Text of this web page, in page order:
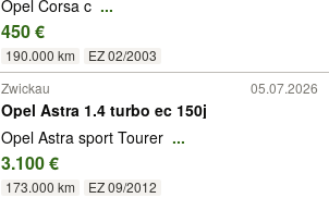
Opel Corsa c ...
450 €
190.000 km EZ 02/2003
Zwickau 05.07.2026
Opel Astra 1.4 turbo ec 150j
Opel Astra sport Tourer ...
3.100 €
173.000 km EZ 09/2012